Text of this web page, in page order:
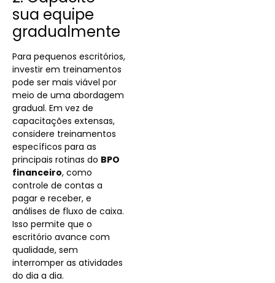
sua equipe
gradualmente
Para pequenos escritórios,
investir em treinamentos
pode ser mais viável por
meio de uma abordagem
gradual. Em vez de
capacitações extensas,
considere treinamentos
específicos para as
principais rotinas do BPO
financeiro, como
controle de contas a
pagar e receber, e
análises de fluxo de caixa.
Isso permite que o
escritório avance com
qualidade, sem
interromper as atividades
do dia a dia.